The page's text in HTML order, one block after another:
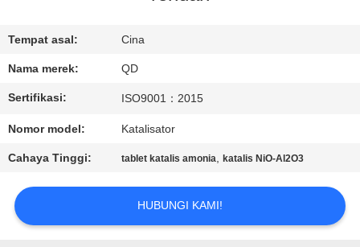
HUBUNGI
KAMI
KASUS
Tempat asal: Cina
Nama merek: QD
Sertifikasi: ISO9001：2015
Nomor model: Katalisator
Cahaya Tinggi: tablet katalis amonia,katalis NiO-Al2O3
HUBUNGI KAMI!